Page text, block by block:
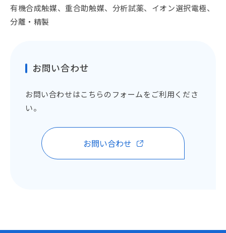
有機合成触媒、重合助触媒、分析試薬、イオン選択電極、
分離・精製
お問い合わせ
お問い合わせはこちらのフォームをご利用くださ
い。
お問い合わせ